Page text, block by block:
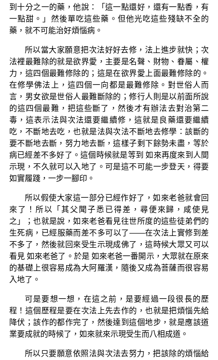
到十分之一的藥，他說：「這一點還好，還有一點香，有
一點甜。」然後單吃這些藥。但他光吃這些殘缺不全的
藥，就不可能治好煩惱病。
所以當大家願意把次法好好去修，法上進步就快；次
法裡最難除的就是欲界愛，主要是名聲、財物、眷屬、權
力，這四個最難修除的；這是在欲界愛上面最難修除的。
在修學佛法上，這四個一向都是最難修除。對世俗人而
言，男女欲是世俗人最難斷除的；修行人則是以前面所說
的這四個最難，把這些斷了，然後才有辦法去對治第二
毒，這表示法與次法還要繼續修，這就是良藥還要繼續
吃，不斷地去吃，也就是法與次法不斷地去修學：該斷的
要不斷地去斷，努力地去斷，這樣子剩下餘勢未盡，等於
病已經差不多好了。這個時候就是等到 如來再度來到人間
示現，不久就可以入地了。可是這不可能一步登天，得要
如實履踐，一步一腳印。
所以假使大家這一部分已經作好了，如來老爸就會回
來了！所以「其父聞子悉已得差，尋便來歸，咸使見
之」；也就是說，如來老爸看見往世所度的這些徒弟們的
生死病，已經服藥而差不多可以了——在次法上實修到差
不多了，然後就回來受生示現成佛了，這時候大眾又可以
看見 如來老爸了。於是 如來老爸一番開示，大眾就在原來
的基礎上很容易成為大阿羅漢，隨後又成為菩薩而很容易
入地了。
可是要想一想，在這之前，是要經過一段很長的歷
程！這個歷程是要在次法上先去作的，也就是把煩惱先給
降伏；該作的都作完了，然後達到這個地步，就是應該道
業要成就的時候了，如來就來示現受生而八相成道。
所以只要願意依照法與次法去努力，把該除的煩惱給